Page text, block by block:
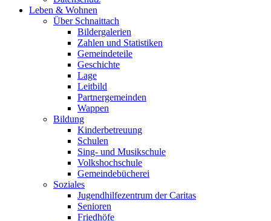
Leben & Wohnen
Über Schnaittach
Bildergalerien
Zahlen und Statistiken
Gemeindeteile
Geschichte
Lage
Leitbild
Partnergemeinden
Wappen
Bildung
Kinderbetreuung
Schulen
Sing- und Musikschule
Volkshochschule
Gemeindebücherei
Soziales
Jugendhilfezentrum der Caritas
Senioren
Friedhöfe